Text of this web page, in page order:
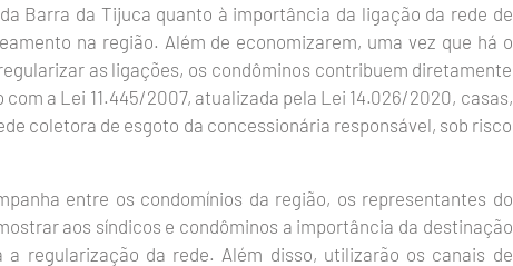
Barra da Tijuca quanto à importância da ligação da rede de
na região. Além de economizarem, uma vez que há o
as ligações, os condôminos contribuem diretamente
a Lei 11.445/2007, atualizada pela Lei 14.026/2020, casas,
coletora de esgoto da concessionária responsável, sob risco
entre os condomínios da região, os representantes do
aos síndicos e condôminos a importância da destinação
regularização da rede. Além disso, utilizarão os canais de